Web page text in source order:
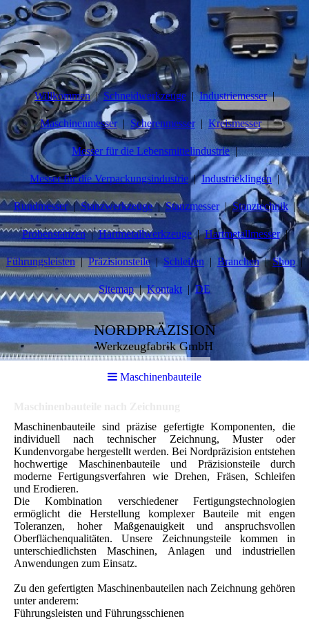
Willkommen Schneidwerkzeuge Industriemesser
Maschinenmesser Scherenmesser Kreismesser
Messer für die Lebensmittelindustrie
Messer für die Verpackungsindustrie Industrieklingen
Rundmesser Stanzwerkzeuge Stanzmesser Stanztechnik
Probenstanzen Hartmetallwerkzeuge Hartmetallmesser
Führungsleisten Präzisionsteile Schleifen Branchen Shop
Sitemap Kontakt DE
NORDPRÄZISION
Werkzeugfabrik GmbH
Maschinenbauteile
Maschinenbauteile sind präzise gefertigte Komponenten, die
individuell nach technischer Zeichnung, Muster oder
Kundenvorgabe hergestellt werden. Bei Nordpräzision entstehen
hochwertige Maschinenbauteile und Präzisionsteile durch
moderne Fertigungsverfahren wie Drehen, Fräsen, Schleifen
und Erodieren.
Die Kombination verschiedener Fertigungstechnologien
ermöglicht die Herstellung komplexer Bauteile mit engen
Toleranzen, hoher Maßgenauigkeit und anspruchsvollen
Oberflächenqualitäten. Unsere Zeichnungsteile kommen in
unterschiedlichsten Maschinen, Anlagen und industriellen
Anwendungen zum Einsatz.
Zu den gefertigten Maschinenbauteilen nach Zeichnung gehören
unter anderem:
Führungsleisten und Führungsschienen